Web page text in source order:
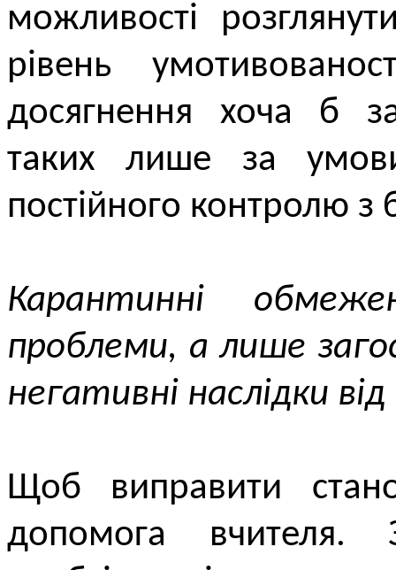
можливості
рівень
досягнення хоча б
таких лише за умови
постійного контролю з
Карантинні
проблеми, а лише
негативні наслідки
Щоб виправити
допомога вчителя.